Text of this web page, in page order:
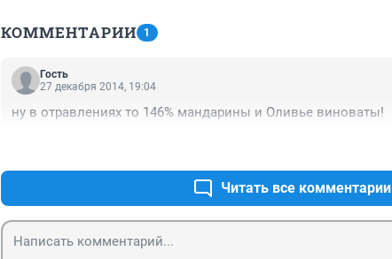
КОММЕНТАРИИ 1
Гость
27 декабря 2014, 19:04
ну в отравлениях то 146% мандарины и Оливье виноваты!
Читать все комментарии